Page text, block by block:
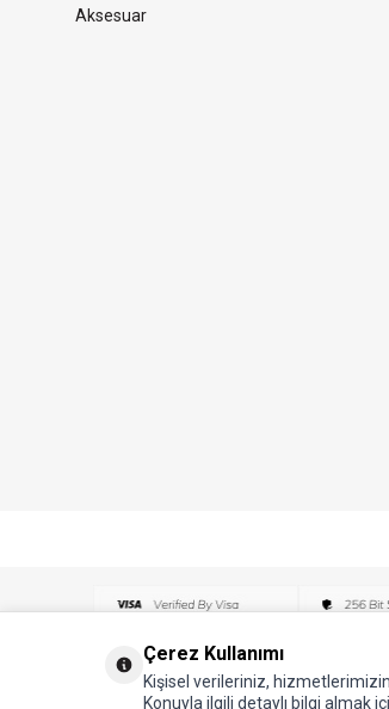
Aksesuar
Çerez Kullanımı
Kişisel verileriniz,
Konuyla ilgili detaylı bilgi almak